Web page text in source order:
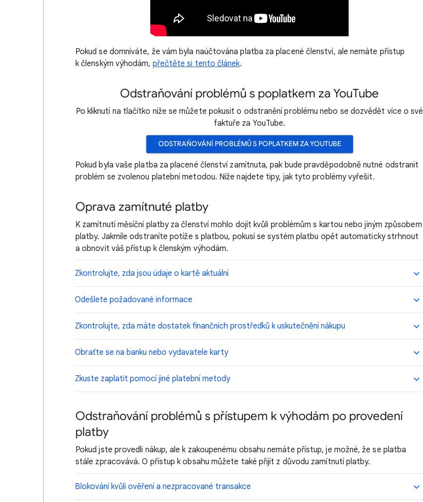
Pokud se domníváte, že vám byla naúčtována platba za placené členství, ale nemáte přístup
k členským výhodám, přečtěte si tento článek.
Odstraňování problémů s poplatkem za YouTube
Po kliknutí na tlačítko níže se můžete pokusit o odstranění problému nebo se dozvědět více o své
faktuře za YouTube.
ODSTRAŇOVÁNÍ PROBLÉMŮ S POPLATKEM ZA YOUTUBE
Pokud byla vaše platba za placené členství zamítnuta, pak bude pravděpodobně nutné odstranit
problém se zvolenou platební metodou. Níže najdete tipy, jak tyto problémy vyřešit.
Oprava zamítnuté platby
K zamítnutí měsíční platby za členství mohlo dojít kvůli problémům s kartou nebo jiným způsobem
platby. Jakmile odstraníte potíže s platbou, pokusí se systém platbu opět automaticky strhnout
a obnovit váš přístup k členským výhodám.
Zkontrolujte, zda jsou údaje o kartě aktuální
Odešlete požadované informace
Zkontrolujte, zda máte dostatek finančních prostředků k uskutečnění nákupu
Obraťte se na banku nebo vydavatele karty
Zkuste zaplatit pomocí jiné platební metody
Odstraňování problémů s přístupem k výhodám po provedení
platby
Pokud jste provedli nákup, ale k zakoupenému obsahu nemáte přístup, je možné, že se platba
stále zpracovává. O přístup k obsahu můžete také přijít z důvodu zamítnutí platby.
Blokování kvůli ověření a nezpracované transakce